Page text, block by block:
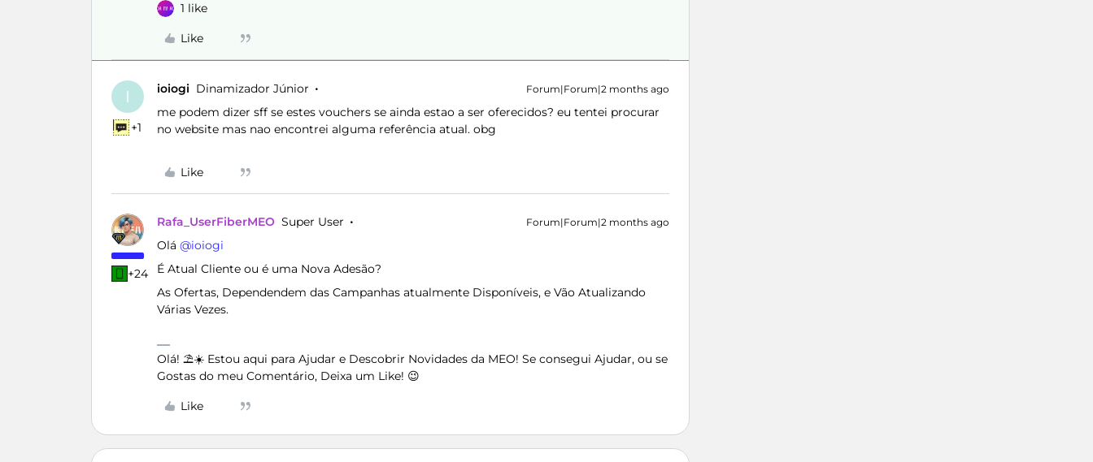
1 like
Like
I
+1
ioiogi Dinamizador Júnior Forum|Forum|2 months ago
me podem dizer sff se estes vouchers se ainda estao a ser oferecidos? eu tentei procurar
no website mas nao encontrei alguma referência atual. obg
Like
+24
Rafa_UserFiberMEO Super User Forum|Forum|2 months ago
Olá ​ @ioiogi
É Atual Cliente ou é uma Nova Adesão?
As Ofertas, Dependendem das Campanhas atualmente Disponíveis, e Vão Atualizando
Várias Vezes.
Olá! ⛱️☀️ Estou aqui para Ajudar e Descobrir Novidades da MEO! Se consegui Ajudar, ou se
Gostas do meu Comentário, Deixa um Like! 😉
Like